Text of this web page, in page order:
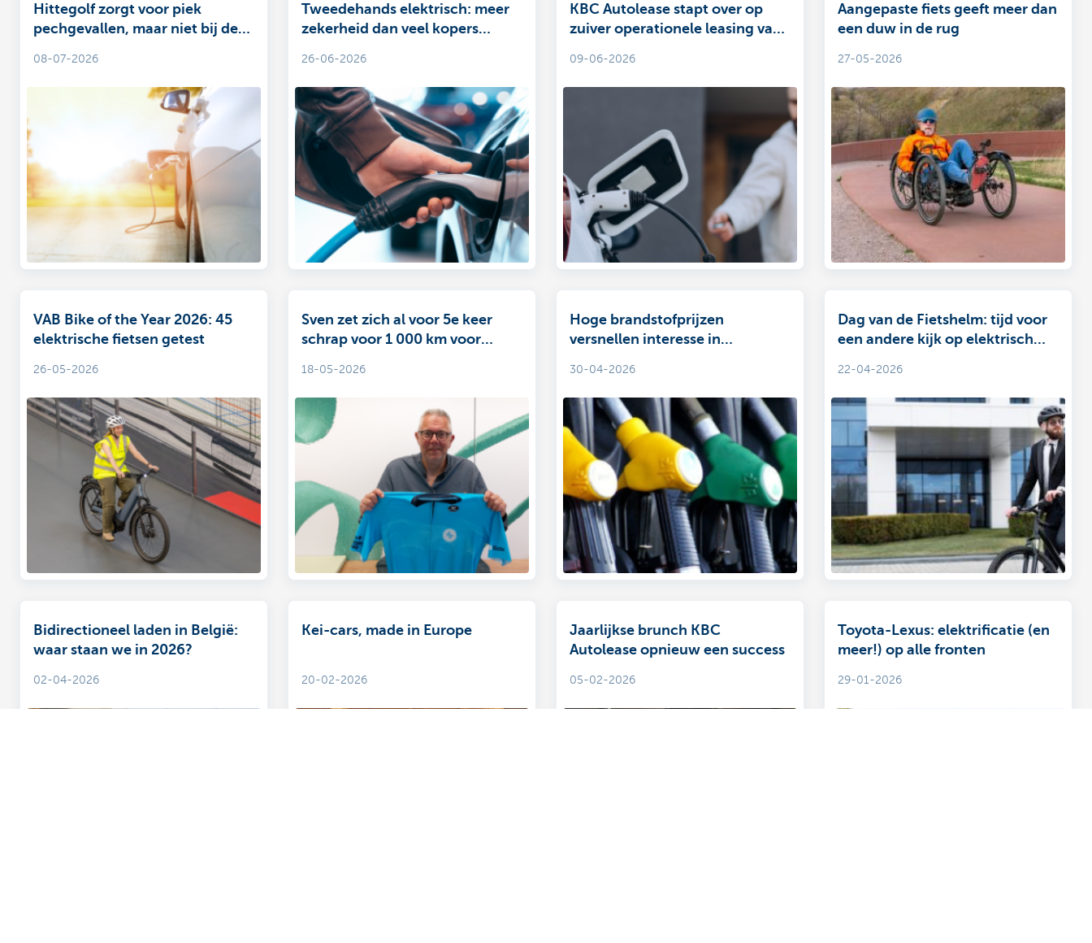
Hittegolf zorgt voor piek
pechgevallen, maar niet bij de
08-07-2026
Tweedehands elektrisch: meer
zekerheid dan veel kopers
26-06-2026
KBC Autolease stapt over op
zuiver operationele leasing van
09-06-2026
Aangepaste fiets geeft meer dan
een duw in de rug
27-05-2026
VAB Bike of the Year 2026: 45
elektrische fietsen getest
26-05-2026
Sven zet zich al voor 5e keer
schrap voor 1 000 km voor
waar je dit voor doet”
18-05-2026
Hoge brandstofprijzen
versnellen interesse in
mobiliteit
30-04-2026
Dag van de Fietshelm: tijd voor
een andere kijk op elektrisch
22-04-2026
Bidirectioneel laden in België:
waar staan we in 2026?
02-04-2026
Kei-cars, made in Europe
20-02-2026
Jaarlijkse brunch KBC
Autolease opnieuw een success
05-02-2026
Toyota-Lexus: elektrificatie (en
meer!) op alle fronten
29-01-2026